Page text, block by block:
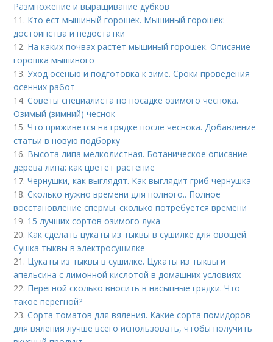
Размножение и выращивание дубков
11. Кто ест мышиный горошек. Мышиный горошек:
достоинства и недостатки
12. На каких почвах растет мышиный горошек. Описание
горошка мышиного
13.Уход осенью и подготовка к зиме. Сроки проведения
осенних работ
14.Советы специалиста по посадке озимого чеснока.
Озимый (зимний) чеснок
15.Что приживется на грядке после чеснока. Добавление
статьи в новую подборку
16. Высота липа мелколистная. Ботаническое описание
дерева липа: как цветет растение
17.Чернушки, как выглядят. Как выглядит гриб чернушка
18.Сколько нужно времени для полного.. Полное
восстановление спермы: сколько потребуется времени
19. 15 лучших сортов озимого лука
20. Как сделать цукаты из тыквы в сушилке для овощей.
Сушка тыквы в электросушилке
21. Цукаты из тыквы в сушилке. Цукаты из тыквы и
апельсина с лимонной кислотой в домашних условиях
22. Перегной сколько вносить в насыпные грядки. Что
такое перегной?
23.Сорта томатов для вяления. Какие сорта помидоров
для вяления лучше всего использовать, чтобы получить